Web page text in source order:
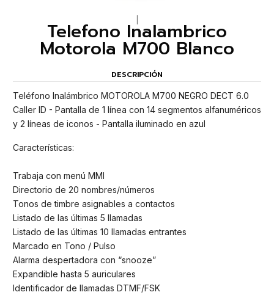
Telefono Inalambrico
Motorola M700 Blanco
DESCRIPCIÓN
Teléfono Inalámbrico MOTOROLA M700 NEGRO DECT 6.0
Caller ID - Pantalla de 1 línea con 14 segmentos alfanuméricos
y 2 líneas de iconos - Pantalla iluminado en azul
Características:
Trabaja con menú MMI
Directorio de 20 nombres/números
Tonos de timbre asignables a contactos
Listado de las últimas 5 llamadas
Listado de las últimas 10 llamadas entrantes
Marcado en Tono / Pulso
Alarma despertadora con “snooze”
Expandible hasta 5 auriculares
Identificador de llamadas DTMF/FSK